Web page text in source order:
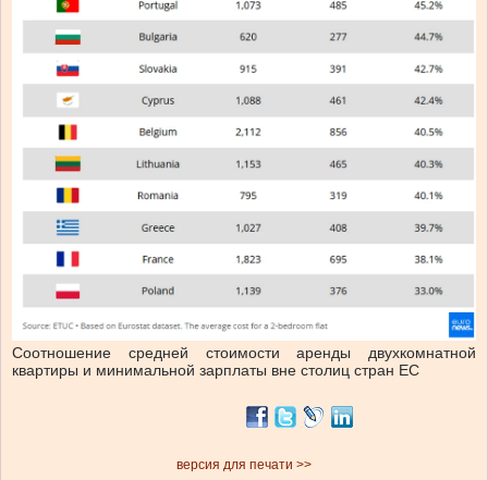
Соотношение средней стоимости аренды двухкомнатной
квартиры и минимальной зарплаты вне столиц стран ЕС
версия для печати >>